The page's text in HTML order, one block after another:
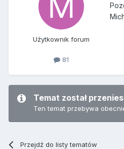
Użytkownik forum
81
Temat został
Ten temat przebywa
Przejdź do listy tematów